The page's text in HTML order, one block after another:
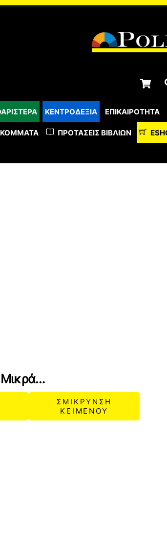
ΚΕΝΤΡΟΔΕΞΙΑ ΕΠΙΚΑΙΡΟΤΗΤΑ
ΚΌΜΜΑΤΑ ΠΡΟΤΆΣΕΙΣ ΒΙΒΛΊΩΝ
Μικρά…
ΣΜΙΚΡΥΝΣΗ
ΚΕΙΜΕΝΟΥ